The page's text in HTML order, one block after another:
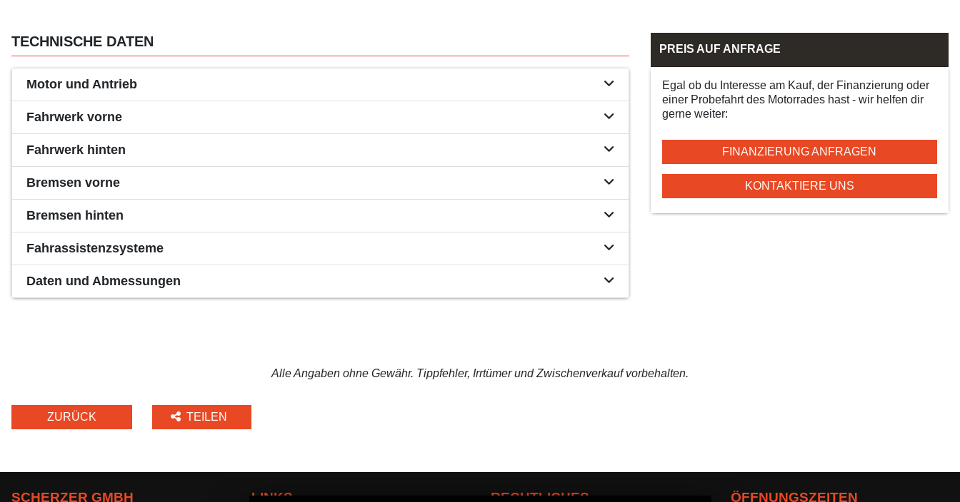
TECHNISCHE DATEN
Motor und Antrieb
Fahrwerk vorne
Fahrwerk hinten
Bremsen vorne
Bremsen hinten
Fahrassistenzsysteme
Daten und Abmessungen
PREIS AUF ANFRAGE
Egal ob du Interesse am Kauf, der Finanzierung oder
einer Probefahrt des Motorrades hast - wir helfen dir
gerne weiter:
FINANZIERUNG ANFRAGEN
KONTAKTIERE UNS
Alle Angaben ohne Gewähr. Tippfehler, Irrtümer und Zwischenverkauf vorbehalten.
ZURÜCK TEILEN
SCHERZER GMBH LINKS RECHTLICHES ÖFFNUNGSZEITEN